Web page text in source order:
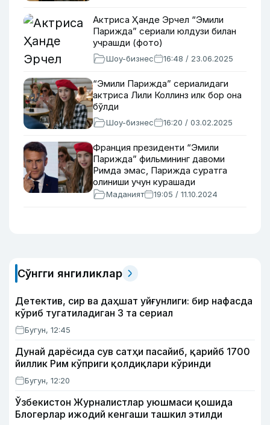
Актриса Ҳанде Эрчел “Эмили
Парижда” сериали юлдузи билан
учрашди (фото)
Шоу-бизнес 16:48 / 23.06.2025
“Эмили Парижда” сериалидаги
актриса Лили Коллинз илк бор она
бўлди
Шоу-бизнес 16:20 / 03.02.2025
Франция президенти “Эмили
Парижда” фильмининг давоми
Римда эмас, Парижда суратга
олиниши учун курашади
Маданият 19:05 / 11.10.2024
Сўнгги янгиликлар
Детектив, сир ва даҳшат уйғунлиги: бир нафасда
кўриб тугатиладиган 3 та сериал
Бугун, 12:45
Дунай дарёсида сув сатҳи пасайиб, қарийб 1700
йиллик Рим кўприги қолдиқлари кўринди
Бугун, 12:20
Ўзбекистон Журналистлар уюшмаси қошида
Блогерлар ижодий кенгаши ташкил этилди